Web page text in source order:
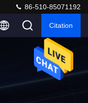
86-510-85071192
Citation